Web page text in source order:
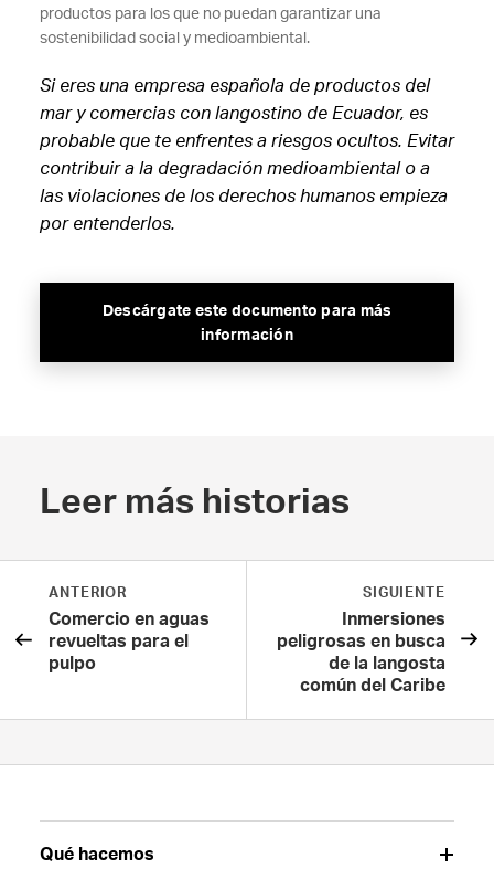
productos para los que no puedan garantizar una
sostenibilidad social y medioambiental.
Si eres una empresa española de productos del
mar y comercias con langostino de Ecuador, es
probable que te enfrentes a riesgos ocultos. Evitar
contribuir a la degradación medioambiental o a
las violaciones de los derechos humanos empieza
por entenderlos.
Descárgate este documento para más
información
Leer más historias
ANTERIOR
Comercio en aguas
revueltas para el
pulpo
SIGUIENTE
Inmersiones
peligrosas en busca
de la langosta
común del Caribe
Qué hacemos